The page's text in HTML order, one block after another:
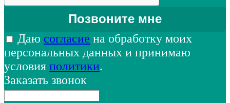
Даю согласие на обработку моих
персональных данных и принимаю
условия политики.
Заказать звонок